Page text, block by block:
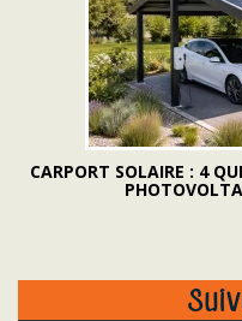
CARPORT SOLAIRE : 4